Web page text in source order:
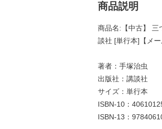
商品説明
商品名:【中古】 三
談社 [単行本]【メー
著者：手塚治虫
出版社：講談社
サイズ：単行本
ISBN-10：
ISBN-13：